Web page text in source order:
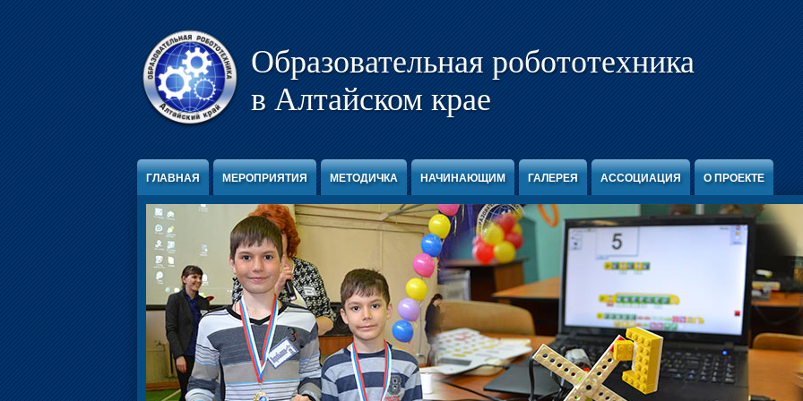
Образовательная робототехника
в Алтайском крае
ГЛАВНАЯ МЕРОПРИЯТИЯ МЕТОДИЧКА НАЧИНАЮЩИМ ГАЛЕРЕЯ АССОЦИАЦИЯ О ПРОЕКТЕ